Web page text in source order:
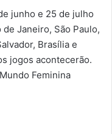
junho e 25 de julho
Janeiro, São Paulo,
Brasília e
jogos acontecerão.
Feminina